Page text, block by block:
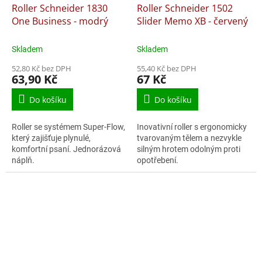
Roller Schneider 1830
One Business - modrý
Skladem
52,80 Kč bez DPH
63,90 Kč
Do košíku
Roller se systémem Super-Flow,
který zajišťuje plynulé,
komfortní psaní. Jednorázová
náplň.
Roller Schneider 1502
Slider Memo XB - červený
Skladem
55,40 Kč bez DPH
67 Kč
Do košíku
Inovativní roller s ergonomicky
tvarovaným tělem a nezvykle
silným hrotem odolným proti
opotřebení.